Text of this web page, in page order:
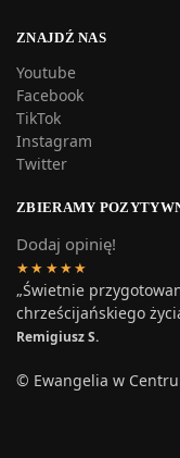
ZNAJDŹ NAS
Youtube
Facebook
TikTok
Instagram
Twitter
ZBIERAMY
Dodaj opinię!
★★★★★
„Świetnie
chrześcijańskiego
Remigiusz S.
© Ewangelia w